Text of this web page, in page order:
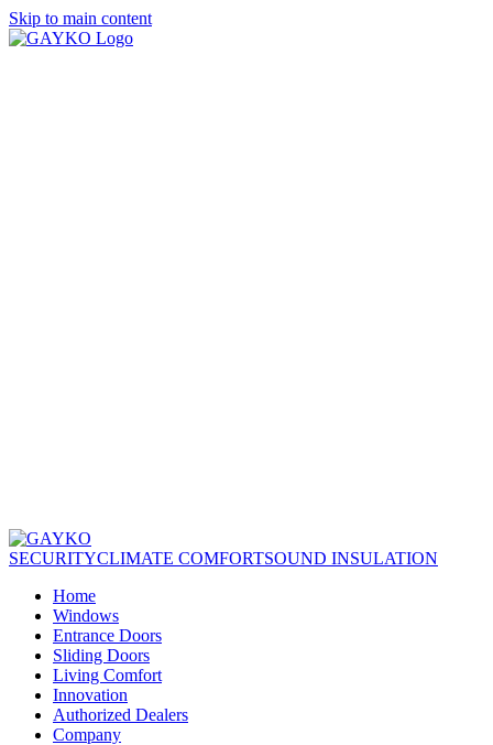
Skip to main content
SECURITYCLIMATE COMFORTSOUND INSULATION
Home
Windows
Entrance Doors
Sliding Doors
Living Comfort
Innovation
Authorized Dealers
Company